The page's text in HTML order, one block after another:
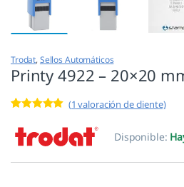
Trodat, Sellos Automáticos
Printy 4922 – 20×20
5.00
base a
valoración de
(1 valoración de cliente)
Disponible: